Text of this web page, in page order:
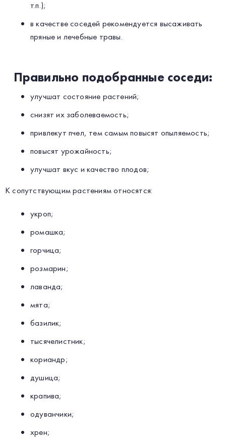
т.п.);
в качестве соседей рекомендуется высаживать
пряные и лечебные травы.
Правильно подобранные соседи:
улучшат состояние растений;
снизят их заболеваемость;
привлекут пчел, тем самым повысят опыляемость;
повысят урожайность;
улучшат вкус и качество плодов;
К сопутствующим растениям относятся:
укроп;
ромашка;
горчица;
розмарин;
лаванда;
мята;
базилик;
тысячелистник;
кориандр;
душица;
крапива;
одуванчики;
хрен;